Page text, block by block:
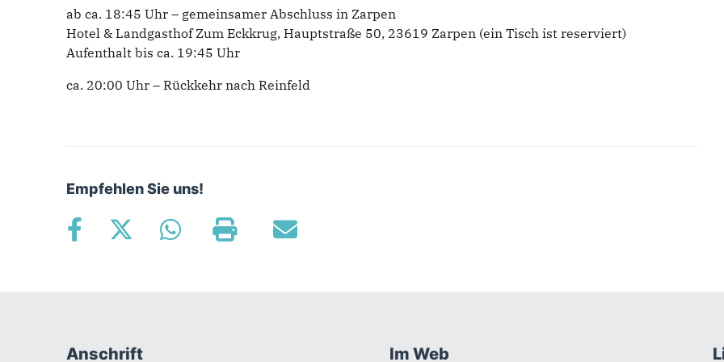
ab ca. 18:45 Uhr – gemeinsamer Abschluss in Zarpen
Hotel & Landgasthof Zum Eckkrug, Hauptstraße 50, 23619 Zarpen (ein Tisch ist reserviert)
Aufenthalt bis ca. 19:45 Uhr
ca. 20:00 Uhr – Rückkehr nach Reinfeld
Empfehlen Sie uns!
Anschrift Im Web